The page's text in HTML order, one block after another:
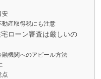
安
産取得税にも注意
ローン審査は厳しいの
機関へのアピール方法
点